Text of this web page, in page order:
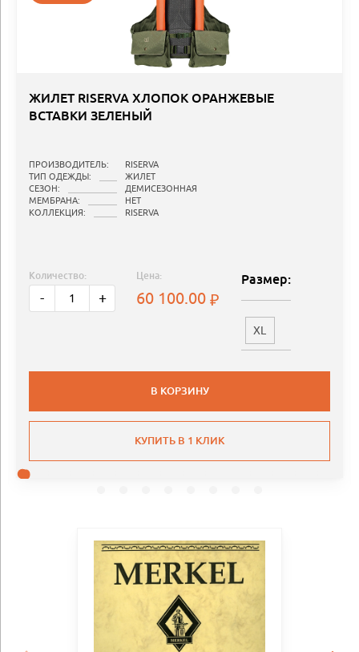
ЖИЛЕТ RISERVA ХЛОПОК ОРАНЖЕВЫЕ
ВСТАВКИ ЗЕЛЕНЫЙ
ПРОИЗВОДИТЕЛЬ:
RISERVA
ТИП ОДЕЖДЫ:
ЖИЛЕТ
СЕЗОН:
ДЕМИСЕЗОННАЯ
МЕМБРАНА:
НЕТ
КОЛЛЕКЦИЯ:
RISERVA
Количество:
- +
Цена:
60 100.00
Размер:
XL
В КОРЗИНУ
КУПИТЬ В 1 КЛИК